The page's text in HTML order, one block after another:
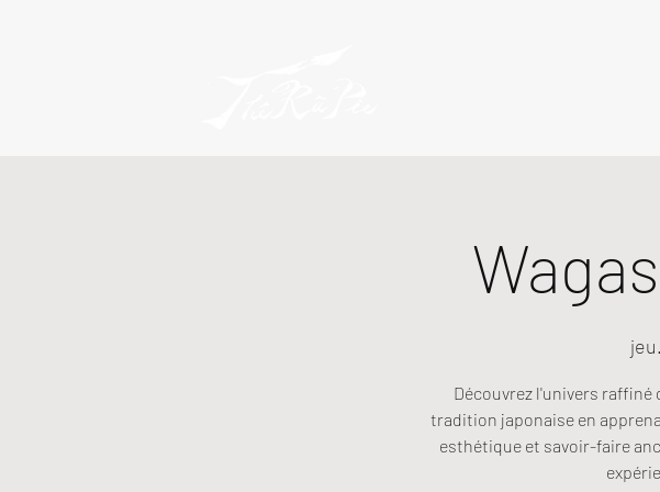
Découvrez l'univers raffiné
tradition japonaise en
esthétique et savoir-faire